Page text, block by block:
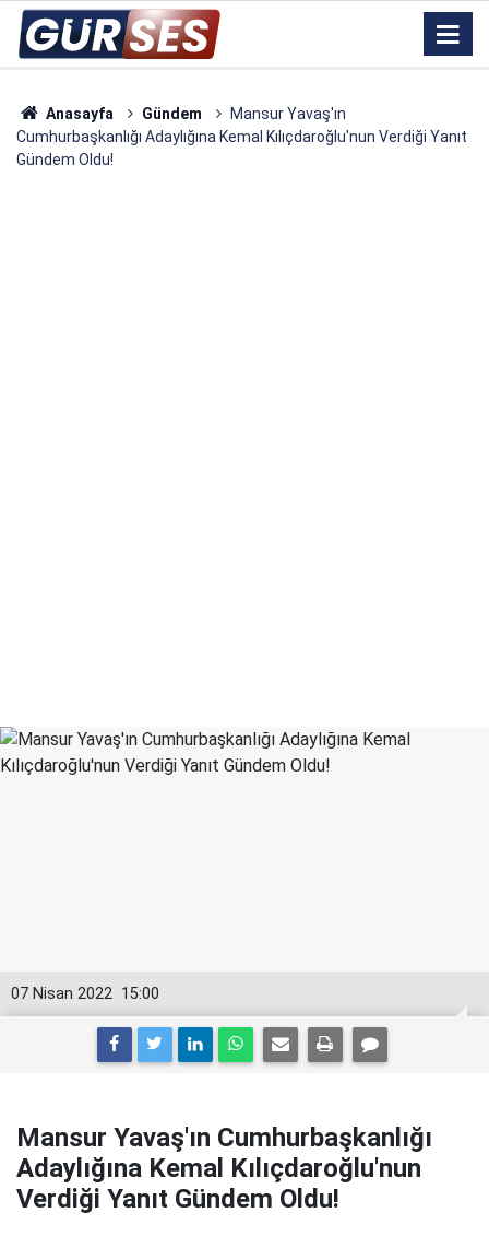
Anasayfa Gündem
Mansur Yavaş'ın
Cumhurbaşkanlığı Adaylığına Kemal Kılıçdaroğlu'nun Verdiği Yanıt
Gündem Oldu!
15:00
07 Nisan 2022
Mansur Yavaş'ın Cumhurbaşkanlığı
Adaylığına Kemal Kılıçdaroğlu'nun
Verdiği Yanıt Gündem Oldu!